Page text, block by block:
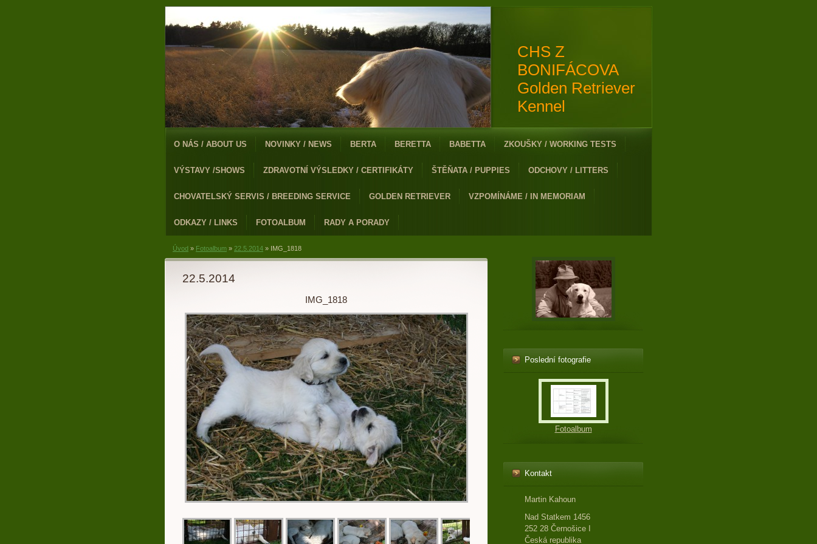
CHS Z
BONIFÁCOVA
Golden Retriever
Kennel
O NÁS / ABOUT US NOVINKY / NEWS BERTA BERETTA BABETTA ZKOUŠKY / WORKING TESTS
VÝSTAVY /SHOWS ZDRAVOTNÍ VÝSLEDKY / CERTIFIKÁTY ŠTĚŇATA / PUPPIES ODCHOVY / LITTERS
CHOVATELSKÝ SERVIS / BREEDING SERVICE GOLDEN RETRIEVER VZPOMÍNÁME / IN MEMORIAM
ODKAZY / LINKS FOTOALBUM RADY A PORADY
Úvod » Fotoalbum » 22.5.2014 » IMG_1818
22.5.2014
IMG_1818
Poslední fotografie
Fotoalbum
Kontakt
Martin Kahoun
Nad Statkem 1456
252 28 Černošice I
Česká republika